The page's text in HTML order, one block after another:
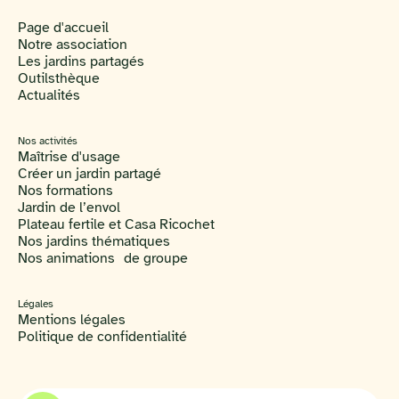
Page d'accueil
Notre association
Les jardins partagés
Outilsthèque
Actualités
Nos activités
Maîtrise d'usage
Créer un jardin partagé
Nos formations
Jardin de l’envol
Plateau fertile et Casa Ricochet
Nos jardins thématiques
Nos animations de groupe
Légales
Mentions légales
Politique de confidentialité